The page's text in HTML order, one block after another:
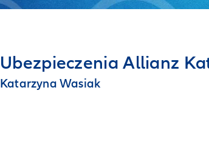
Ubezpieczenia Allianz
Katarzyna Wasiak